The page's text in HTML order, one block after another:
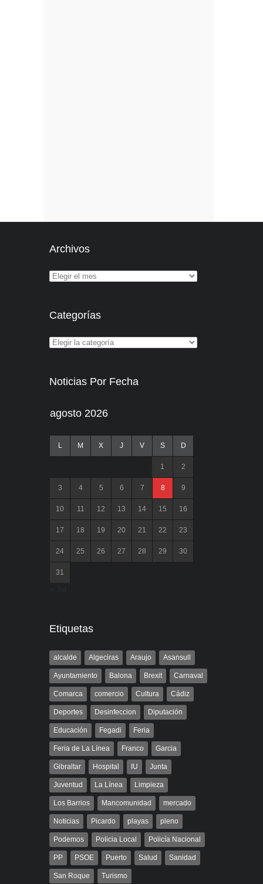
Archivos
Categorías
Noticias Por Fecha
agosto 2026
L M X J V S D
1 2
3 4 5 6 7 8 9
10 11 12 13 14 15 16
17 18 19 20 21 22 23
24 25 26 27 28 29 30
31
Etiquetas
alcalde Algeciras Araujo Asansull
Ayuntamiento Balona Brexit Carnaval
Comarca comercio Cultura Cádiz
Deportes Desinfeccion Diputación
Educación Fegadi Feria
Feria de La Línea Franco Garcia
Gibraltar Hospital IU Junta
Juventud La Línea Limpieza
Los Barrios Mancomunidad mercado
Noticias Picardo playas pleno
Podemos Policia Local Policía Nacional
PP PSOE Puerto Salud Sanidad
San Roque Turismo